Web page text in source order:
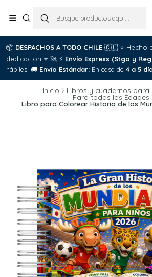
📦 DESPACHOS A TODO CHILE 🇨🇱 ⭐ Hecho
dedicación ⭐ 🚀 ⚡ Envío Express (Stgo y
hábiles! 🚚 Envío Estándar: En casa de 4 a 5
Inicio Libros y cuadernos para
Para todas las Edades
Libro para Colorear Historia de los